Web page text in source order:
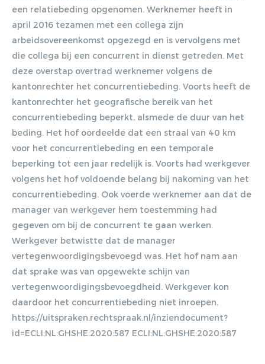
een relatiebeding opgenomen. Werknemer heeft in
april 2016 tezamen met een collega zijn
arbeidsovereenkomst opgezegd en is vervolgens met
die collega bij een concurrent in dienst getreden. Met
deze overstap overtrad werknemer volgens de
kantonrechter het concurrentiebeding. Voorts heeft de
kantonrechter het geografische bereik van het
concurrentiebeding beperkt, alsmede de duur van het
beding. Het hof oordeelde dat een straal van 40 km
voor het concurrentiebeding en een temporale
beperking tot een jaar redelijk is. Voorts had werkgever
volgens het hof voldoende belang bij nakoming van het
concurrentiebeding. Ook voerde werknemer aan dat de
manager van werkgever hem toestemming had
gegeven om bij de concurrent te gaan werken.
Werkgever betwistte dat de manager
vertegenwoordigingsbevoegd was. Het hof nam aan
dat sprake was van opgewekte schijn van
vertegenwoordigingsbevoegdheid. Werkgever kon
daardoor het concurrentiebeding niet inroepen.
https://uitspraken.rechtspraak.nl/inziendocument?
id=ECLI:NL:GHSHE:2020:587 ECLI:NL:GHSHE:2020:587
Gratis E-